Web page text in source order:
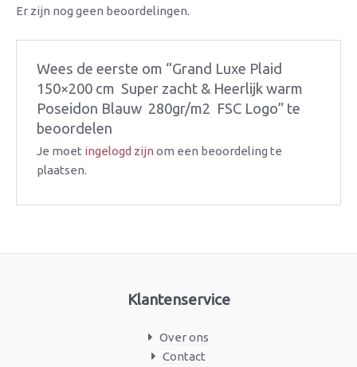
Er zijn nog geen beoordelingen.
Wees de eerste om “Grand Luxe Plaid
150×200 cm  Super zacht & Heerlijk warm 
Poseidon Blauw  280gr/m2  FSC Logo” te
beoordelen
Je moet ingelogd zijn om een beoordeling te
plaatsen.
Klantenservice
Over ons
Contact